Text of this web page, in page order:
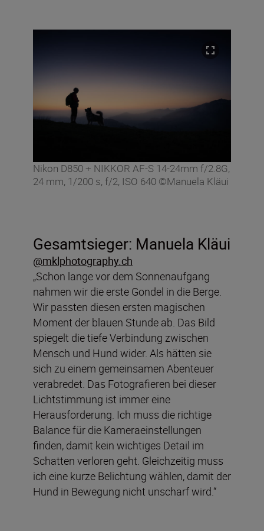
Nikon D850 + NIKKOR AF-S 14-24mm f/2.8G,
24 mm, 1/200 s, f/2, ISO 640 ©Manuela Kläui
Gesamtsieger: Manuela Kläui
@mklphotography.ch
„Schon lange vor dem Sonnenaufgang
nahmen wir die erste Gondel in die Berge.
Wir passten diesen ersten magischen
Moment der blauen Stunde ab. Das Bild
spiegelt die tiefe Verbindung zwischen
Mensch und Hund wider. Als hätten sie
sich zu einem gemeinsamen Abenteuer
verabredet. Das Fotografieren bei dieser
Lichtstimmung ist immer eine
Herausforderung. Ich muss die richtige
Balance für die Kameraeinstellungen
finden, damit kein wichtiges Detail im
Schatten verloren geht. Gleichzeitig muss
ich eine kurze Belichtung wählen, damit der
Hund in Bewegung nicht unscharf wird.“